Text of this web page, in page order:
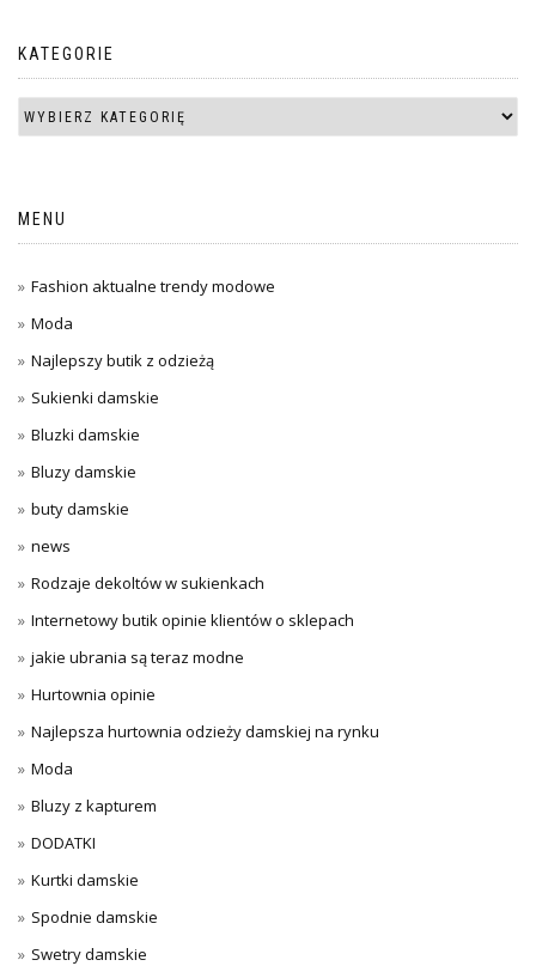
KATEGORIE
MENU
Fashion aktualne trendy modowe
Moda
Najlepszy butik z odzieżą
Sukienki damskie
Bluzki damskie
Bluzy damskie
buty damskie
news
Rodzaje dekoltów w sukienkach
Internetowy butik opinie klientów o sklepach
jakie ubrania są teraz modne
Hurtownia opinie
Najlepsza hurtownia odzieży damskiej na rynku
Moda
Bluzy z kapturem
DODATKI
Kurtki damskie
Spodnie damskie
Swetry damskie